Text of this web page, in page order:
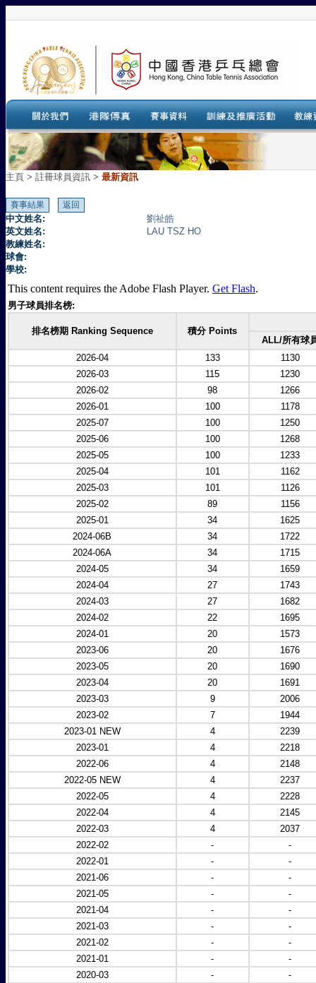
主頁 > 註冊球員資訊 > 最新資訊
中文姓名:
劉祉皓
英文姓名:
LAU TSZ HO
教練姓名:
球會:
學校:
This content requires the Adobe Flash Player. Get Flash.
男子球員排名榜:
排名榜期 Ranking Sequence
積分 Points
ALL/所有球
2026-04
133
1130
2026-03
115
1230
2026-02
98
1266
2026-01
100
1178
2025-07
100
1250
2025-06
100
1268
2025-05
100
1233
2025-04
101
1162
2025-03
101
1126
2025-02
89
1156
2025-01
34
1625
2024-06B
34
1722
2024-06A
34
1715
2024-05
34
1659
2024-04
27
1743
2024-03
27
1682
2024-02
22
1695
2024-01
20
1573
2023-06
20
1676
2023-05
20
1690
2023-04
20
1691
2023-03
9
2006
2023-02
7
1944
2023-01 NEW
4
2239
2023-01
4
2218
2022-06
4
2148
2022-05 NEW
4
2237
2022-05
4
2228
2022-04
4
2145
2022-03
4
2037
2022-02
-
-
2022-01
-
-
2021-06
-
-
2021-05
-
-
2021-04
-
-
2021-03
-
-
2021-02
-
-
2021-01
-
-
2020-03
-
-